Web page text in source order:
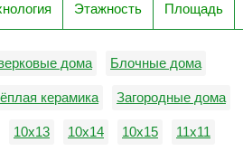
Этажность Площадь
дома Блочные дома
керамика Загородные дома
10х13 10х14 10х15 11х11